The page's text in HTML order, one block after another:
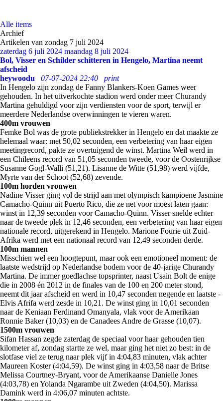
Alle items
Archief
Artikelen van zondag 7 juli 2024
zaterdag 6 juli 2024 maandag 8 juli 2024
Bol, Visser en Schilder schitteren in Hengelo, Martina neemt
afscheid
heywoodu
07-07-2024 22:40
print
In Hengelo zijn zondag de Fanny Blankers-Koen Games weer
gehouden. In het uitverkochte stadion werd onder meer Churandy
Martina gehuldigd voor zijn verdiensten voor de sport, terwijl er
meerdere Nederlandse overwinningen te vieren waren.
400m vrouwen
Femke Bol was de grote publiekstrekker in Hengelo en dat maakte ze
helemaal waar: met 50,02 seconden, een verbetering van haar eigen
meetingrecord, pakte ze overtuigend de winst. Martina Weil werd in
een Chileens record van 51,05 seconden tweede, voor de Oostenrijkse
Susanne Gogl-Walli (51,21). Lisanne de Witte (51,98) werd vijfde,
Myrte van der Schoot (52,68) zevende.
100m horden vrouwen
Nadine Visser ging vol de strijd aan met olympisch kampioene Jasmine
Camacho-Quinn uit Puerto Rico, die ze net voor moest laten gaan:
winst in 12,39 seconden voor Camacho-Quinn. Visser snelde echter
naar de tweede plek in 12,46 seconden, een verbetering van haar eigen
nationale record, uitgerekend in Hengelo. Marione Fourie uit Zuid-
Afrika werd met een nationaal record van 12,49 seconden derde.
100m mannen
Misschien wel een hoogtepunt, maar ook een emotioneel moment: de
laatste wedstrijd op Nederlandse bodem voor de 40-jarige Churandy
Martina. De immer goedlachse topsprinter, naast Usain Bolt de enige
die in 2008 én 2012 in de finales van de 100 en 200 meter stond,
neemt dit jaar afscheid en werd in 10,47 seconden negende en laatste -
Elvis Afrifa werd zesde in 10,21. De winst ging in 10,01 seconden
naar de Keniaan Ferdinand Omanyala, vlak voor de Amerikaan
Ronnie Baker (10,03) en de Canadees Andre de Grasse (10,07).
1500m vrouwen
Sifan Hassan zegde zaterdag de speciaal voor haar gehouden tien
kilometer af, zondag startte ze wel, maar ging het niet zo best: in de
slotfase viel ze terug naar plek vijf in 4:04,83 minuten, vlak achter
Maureen Koster (4:04,59). De winst ging in 4:03,58 naar de Britse
Melissa Courtney-Bryant, voor de Amerikaanse Danielle Jones
(4:03,78) en Yolanda Ngarambe uit Zweden (4:04,50). Marissa
Damink werd in 4:06,07 minuten achtste.